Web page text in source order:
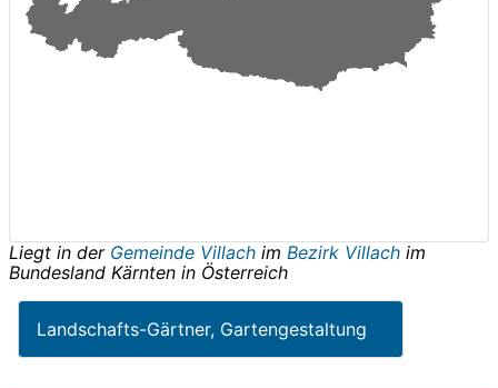
Liegt in der Gemeinde Villach im Bezirk Villach im
Bundesland Kärnten in Österreich
Landschafts-Gärtner, Gartengestaltung